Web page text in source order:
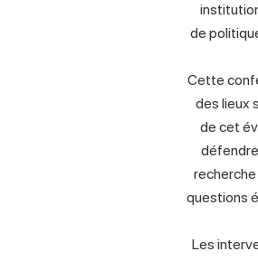
de
Cette
des lieux
de cet
questions
Les